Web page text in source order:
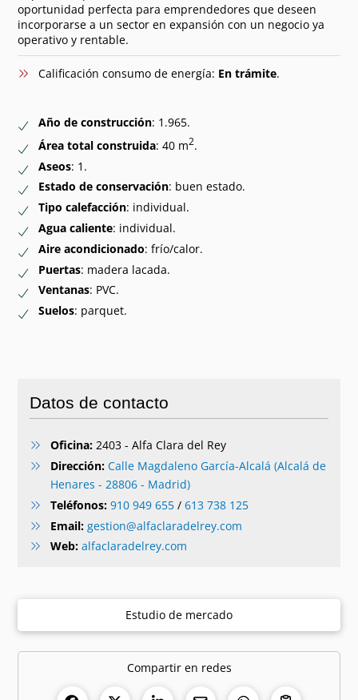
oportunidad perfecta para emprendedores que deseen
incorporarse a un sector en expansión con un negocio ya
operativo y rentable.
Calificación consumo de energía: En trámite.
Año de construcción: 1.965.
Área total construida: 40 m2.
Aseos: 1.
Estado de conservación: buen estado.
Tipo calefacción: individual.
Agua caliente: individual.
Aire acondicionado: frío/calor.
Puertas: madera lacada.
Ventanas: PVC.
Suelos: parquet.
Datos de contacto
Oficina:2403 - Alfa Clara del Rey
Dirección: Calle Magdaleno García-Alcalá (Alcalá de
Henares - 28806 - Madrid)
Teléfonos: 910 949 655/ 613 738 125
Email: gestion@alfaclaradelrey.com
Web: alfaclaradelrey.com
Estudio de mercado
Compartir en redes